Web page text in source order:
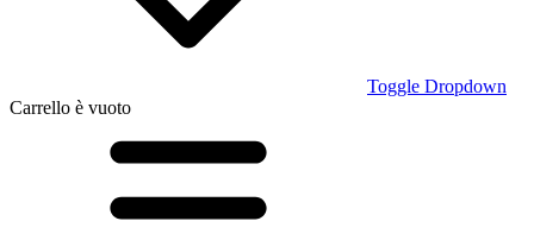
Toggle Dropdown
Carrello è vuoto